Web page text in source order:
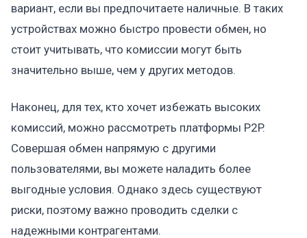
вариант, если вы предпочитаете наличные. В таких
устройствах можно быстро провести обмен, но
стоит учитывать, что комиссии могут быть
значительно выше, чем у других методов.
Наконец, для тех, кто хочет избежать высоких
комиссий, можно рассмотреть платформы P2P.
Совершая обмен напрямую с другими
пользователями, вы можете наладить более
выгодные условия. Однако здесь существуют
риски, поэтому важно проводить сделки с
надежными контрагентами.